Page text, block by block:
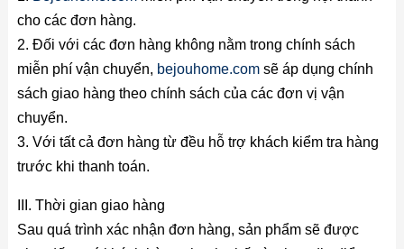
cho các đơn hàng.
2. Đối với các đơn hàng không nằm trong chính sách
miễn phí vận chuyển, bejouhome.comsẽ áp dụng chính
sách giao hàng theo chính sách của các đơn vị vận
chuyển.
3. Với tất cả đơn hàng từ đều hỗ trợ khách kiểm tra hàng
trước khi thanh toán.
III. Thời gian giao hàng
Sau quá trình xác nhận đơn hàng, sản phẩm sẽ được